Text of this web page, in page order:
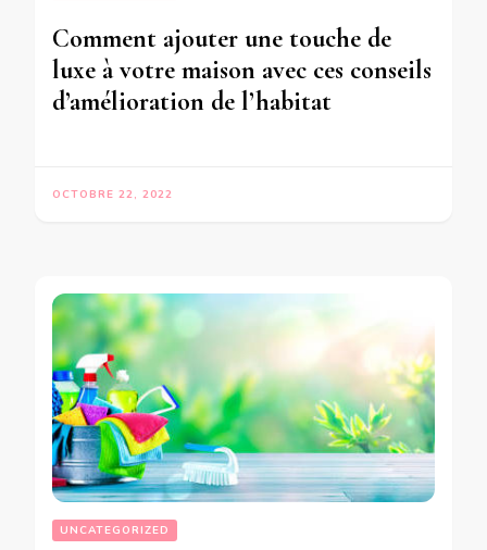
Comment ajouter une touche de
luxe à votre maison avec ces conseils
d’amélioration de l’habitat
OCTOBRE 22, 2022
UNCATEGORIZED